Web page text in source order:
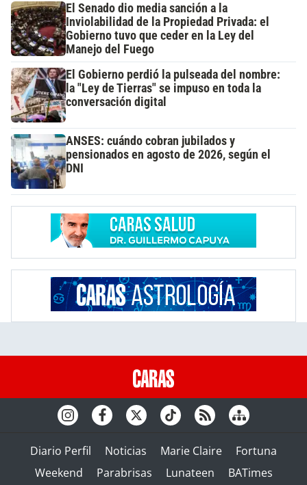
El Senado dio media sanción a la
Inviolabilidad de la Propiedad Privada: el
Gobierno tuvo que ceder en la Ley del
Manejo del Fuego
El Gobierno perdió la pulseada del nombre:
la "Ley de Tierras" se impuso en toda la
conversación digital
ANSES: cuándo cobran jubilados y
pensionados en agosto de 2026, según el
DNI
Diario Perfil Noticias Marie Claire
Fortuna
Weekend
Parabrisas Lunateen BATimes